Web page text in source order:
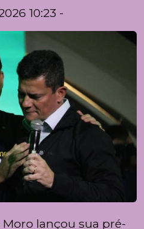
10:23 -
Moro lançou sua pré-